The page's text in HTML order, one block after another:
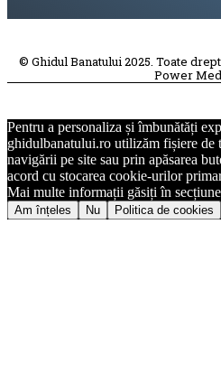
© Ghidul Banatului 2025. Toate
Power
Pentru a personaliza și îmbunătăți
ghidulbanatului.ro utilizăm fișiere de
navigării pe site sau prin apăsarea
acord cu stocarea cookie-urilor
Mai multe informații găsiți în
Am înțeles Nu Politica de cookies